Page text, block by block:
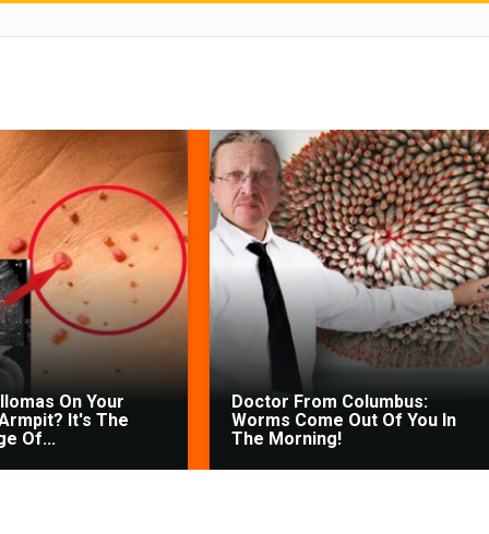
On Your
It's The
Of...
Doctor From Columbus:
Worms Come Out Of You In
The Morning!